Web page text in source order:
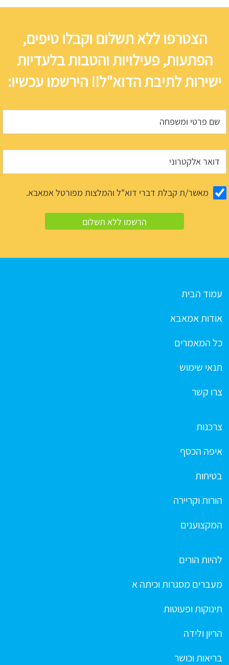
הצטרפו ללא תשלום וקבלו טיפים,
הפתעות, פעילויות והטבות בלעדיות
ישירות לתיבת הדוא"ל!! הירשמו עכשיו:
מאשר/ת קבלת דברי דוא"ל והמלצות מפורטל אמאבא.
עמוד הבית
אודות אמאבא
כל המאמרים
תנאי שימוש
צרו קשר
צרכנות
איפה הכסף
בטיחות
הורות וקריירה
המקצוענים
להיות הורים
מעברים מסגרות וכיתה א
תינוקות ופעוטות
הריון ולידה
בריאות וכושר